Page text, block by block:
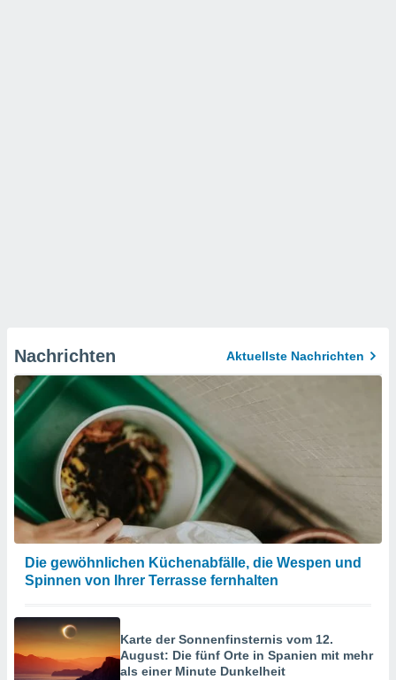
Nachrichten Aktuellste Nachrichten
Die gewöhnlichen Küchenabfälle, die Wespen und
Spinnen von Ihrer Terrasse fernhalten
Karte der Sonnenfinsternis vom 12.
August: Die fünf Orte in Spanien mit mehr
als einer Minute Dunkelheit